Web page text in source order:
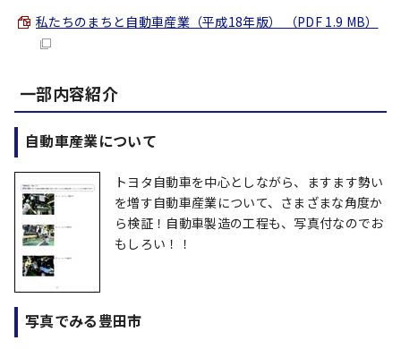
私たちのまちと自動車産業（平成18年版） （PDF 1.9 MB）
一部内容紹介
自動車産業について
トヨタ自動車を中心としながら、ますます勢い
を増す自動車産業について、さまざまな角度か
ら検証！自動車製造の工程も、写真付なのでお
もしろい！！
写真でみる豊田市